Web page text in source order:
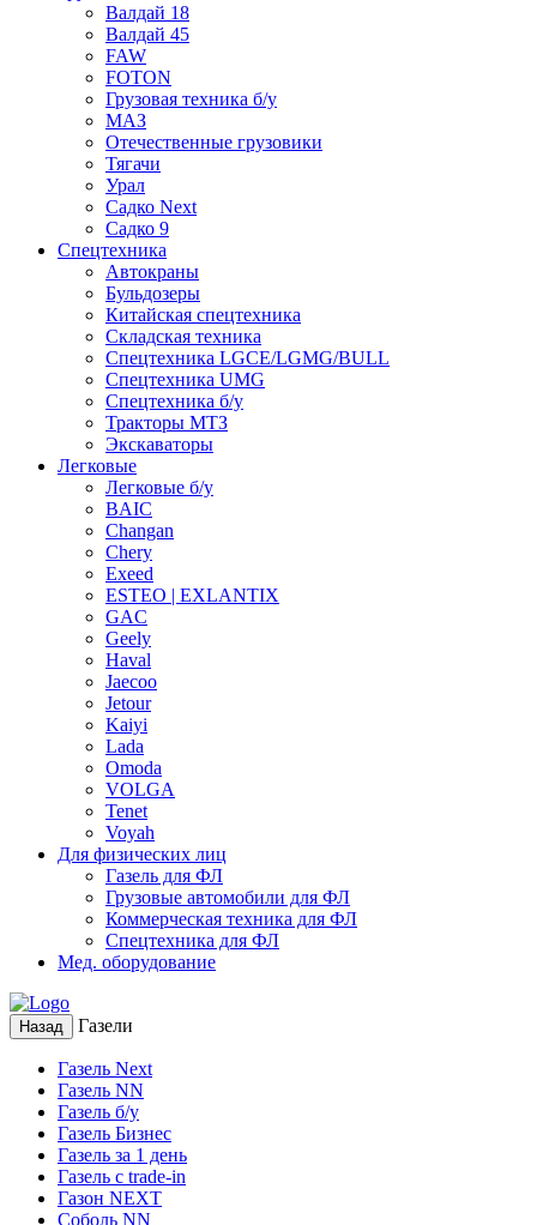
Валдай 18
Валдай 45
FAW
FOTON
Грузовая техника б/у
МАЗ
Отечественные грузовики
Тягачи
Урал
Садко Next
Садко 9
Спецтехника
Автокраны
Бульдозеры
Китайская спецтехника
Складская техника
Спецтехника LGCE/LGMG/BULL
Спецтехника UMG
Спецтехника б/у
Тракторы МТЗ
Экскаваторы
Легковые
Легковые б/у
BAIC
Changan
Chery
Exeed
ESTEO | EXLANTIX
GAC
Geely
Haval
Jaecoo
Jetour
Kaiyi
Lada
Omoda
VOLGA
Tenet
Voyah
Для физических лиц
Газель для ФЛ
Грузовые автомобили для ФЛ
Коммерческая техника для ФЛ
Спецтехника для ФЛ
Мед. оборудование
Назад Газели
Газель Next
Газель NN
Газель б/у
Газель Бизнес
Газель за 1 день
Газель с trade-in
Газон NEXT
Соболь NN